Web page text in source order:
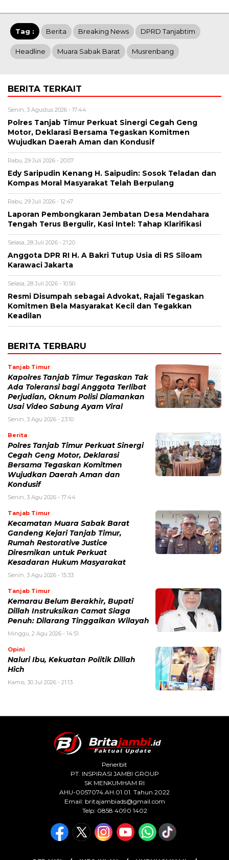
Tag : Berita Breaking News DPRD Tanjabtim
Headline Muara Sabak Barat Musrenbang
BERITA TERKAIT
Senin, 3 Agustus 2026 - 17:44
Polres Tanjab Timur Perkuat Sinergi Cegah Geng
Motor, Deklarasi Bersama Tegaskan Komitmen
Wujudkan Daerah Aman dan Kondusif
Rabu, 29 Juli 2026 - 20:07
Edy Saripudin Kenang H. Saipudin: Sosok Teladan dan
Kompas Moral Masyarakat Telah Berpulang
Rabu, 29 Juli 2026 - 12:47
Laporan Pembongkaran Jembatan Desa Mendahara
Tengah Terus Bergulir, Kasi Intel: Tahap Klarifikasi
Selasa, 28 Juli 2026 - 21:20
Anggota DPR RI H. A Bakri Tutup Usia di RS Siloam
Karawaci Jakarta
Selasa, 28 Juli 2026 - 10:50
Resmi Disumpah sebagai Advokat, Rajali Tegaskan
Komitmen Bela Masyarakat Kecil dan Tegakkan
Keadilan
BERITA TERBARU
Tanjab Timur
Kapolres Tanjab Timur Tegaskan Tak
Ada Toleransi bagi Anggota Terlibat
Perjudian, Oknum Polisi Diamankan
Usai Video Sabung Ayam Viral
Senin, 3 Agu 2026 - 23:10
Berita
Polres Tanjab Timur Perkuat Sinergi
Cegah Geng Motor, Deklarasi
Bersama Tegaskan Komitmen
Wujudkan Daerah Aman dan
Kondusif
Senin, 3 Agu 2026 - 17:44
Tanjab Timur
Kecamatan Muara Sabak Barat
Gandeng Kejari Tanjab Timur,
Rumah Restorative Justice
Diresmikan untuk Perkuat
Kesadaran Hukum Masyarakat
Senin, 3 Agu 2026 - 15:33
Tanjab Timur
Kemarau Belum Berakhir, Bupati
Dillah Instruksikan Camat Siaga
Penuh: Dilarang Tinggalkan Wilayah
Minggu, 2 Agu 2026 - 14:51
Opini
Naluri Ibu, Kekuatan Politik Dillah
Hich
Kamis, 30 Jul 2026 - 21:13
Penerbit
PT. INSPIRASI JAMBI GROUP
SK MENKUMHAM RI
AHU-0057074.AH.01.01. Tahun 2022
Email: britajambiads@gmail.com
Telp: 0858 4090 1402